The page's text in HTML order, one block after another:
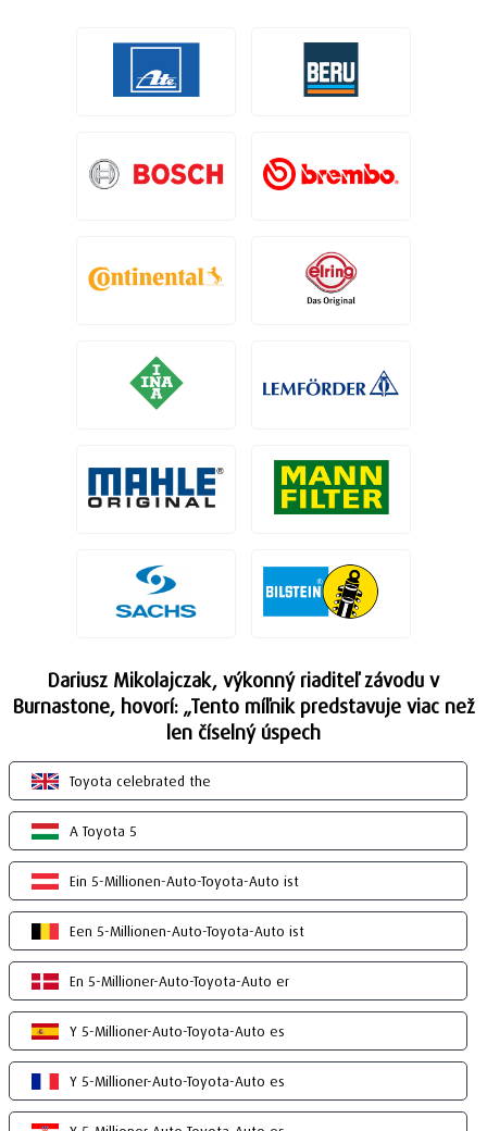
Dariusz Mikolajczak, výkonný riaditeľ závodu v
Burnastone, hovorí: „Tento míľnik predstavuje viac než
len číselný úspech
Toyota celebrated the
A Toyota 5
Ein 5-Millionen-Auto-Toyota-Auto ist
Een 5-Millionen-Auto-Toyota-Auto ist
En 5-Millioner-Auto-Toyota-Auto er
Y 5-Millioner-Auto-Toyota-Auto es
Y 5-Millioner-Auto-Toyota-Auto es